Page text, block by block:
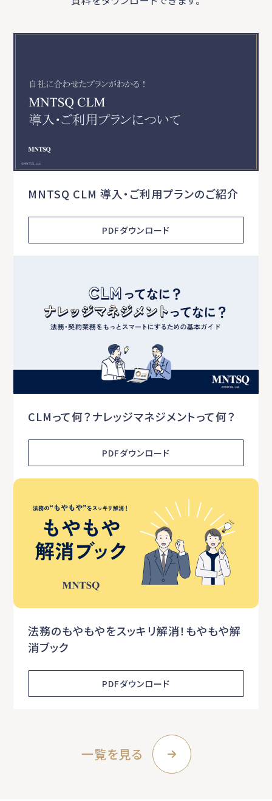
MNTSQ CLM 導入・ご利用プランのご紹介
PDFダウンロード
CLMって何？ナレッジマネジメントって何？
PDFダウンロード
法務のもやもやをスッキリ解消！もやもや解
消ブック
PDFダウンロード
一覧を見る